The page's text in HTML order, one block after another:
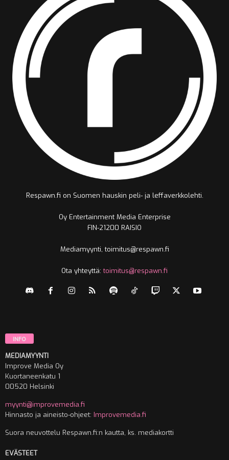
Respawn.fi on Suomen hauskin peli- ja leffaverkkolehti.
Oy Entertainment Media Enterprise
FIN-21200 RAISIO
Mediamyynti, toimitus@respawn.fi
Ota yhteyttä:toimitus@respawn.fi
INFO
MEDIAMYYNTI
Improve Media Oy
Kuortaneenkatu 1
00520 Helsinki
myynti@improvemedia.fi
Hinnasto ja aineisto-ohjeet: Improvemedia.fi
Suora neuvottelu Respawn.fi:n kautta, ks. mediakortti
EVÄSTEET